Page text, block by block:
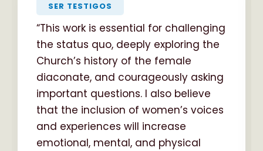
SER TESTIGOS
“This work is essential for challenging
the status quo, deeply exploring the
Church’s history of the female
diaconate, and courageously asking
important questions. I also believe
that the inclusion of women’s voices
and experiences will increase
emotional, mental, and physical